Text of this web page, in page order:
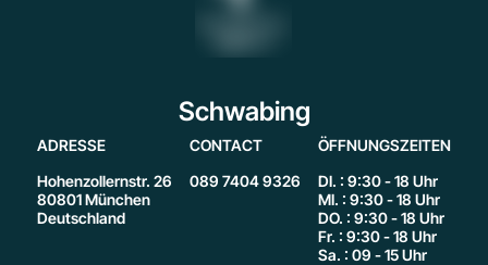
Schwabing
ADRESSE CONTACT
ÖFFNUNGSZEITEN
Hohenzollernstr. 26
80801 München
Deutschland
089 7404 9326
DI. : 9:30 - 18 Uhr
MI. : 9:30 - 18 Uhr
DO. : 9:30 - 18 Uhr
Fr. : 9:30 - 18 Uhr
Sa. : 09 - 15 Uhr